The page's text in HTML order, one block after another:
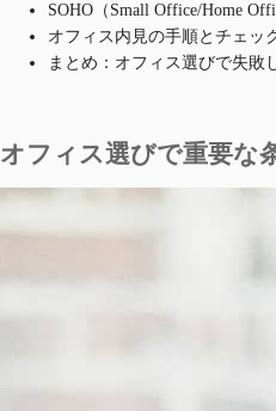
SOHO（Small Office/Home
オフィス内見の手順とチェッ
まとめ：オフィス選びで失敗
オフィス選びで重要な